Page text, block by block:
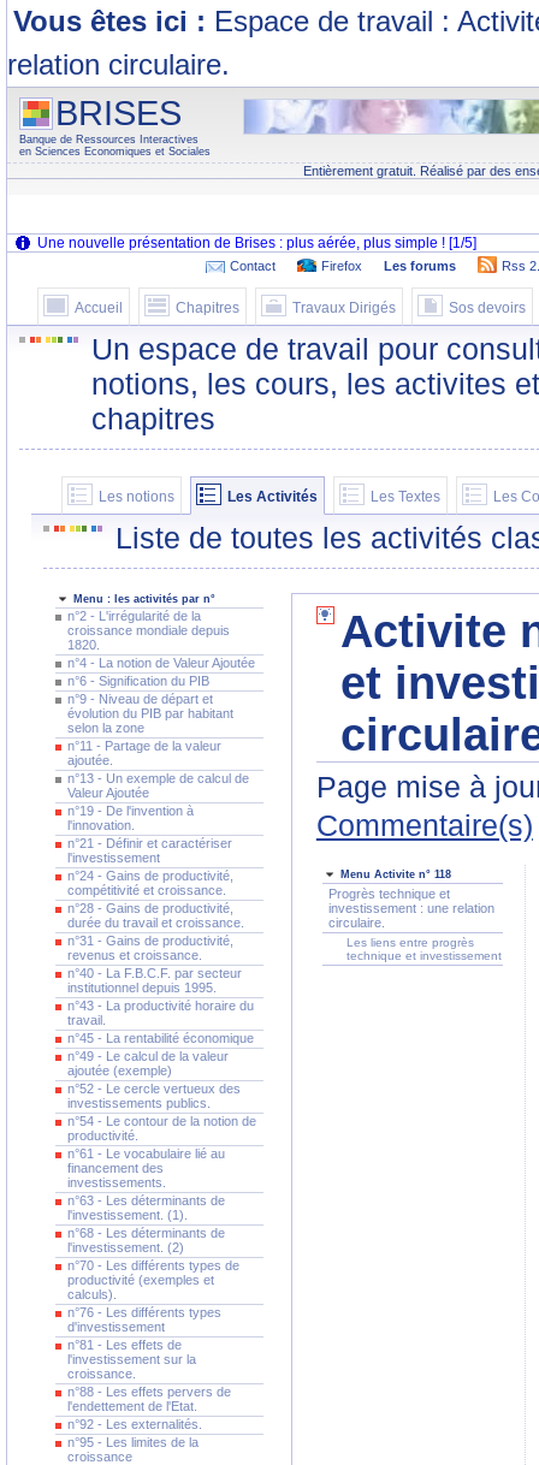
Vous êtes ici : Espace de travail :
relation circulaire.
BRISES
Banque de Ressources Interactives
en Sciences Economiques et Sociales
Entièrement gratuit. Réalisé par des
Contact Firefox Les forums Rss
Accueil Chapitres Travaux Dirigés Sos devoirs
Un espace de travail pour
notions, les cours, les activites
chapitres
Les notions Les Activités Les Textes Les
Liste de toutes les activités
Menu : les activités par n°
n°2 - L'irrégularité de la
croissance mondiale depuis
1820.
n°4 - La notion de Valeur Ajoutée
n°6 - Signification du PIB
n°9 - Niveau de départ et
évolution du PIB par habitant
selon la zone
n°11 - Partage de la valeur
ajoutée.
n°13 - Un exemple de calcul de
Valeur Ajoutée
n°19 - De l'invention à
l'innovation.
n°21 - Définir et caractériser
l'investissement
n°24 - Gains de productivité,
compétitivité et croissance.
n°28 - Gains de productivité,
durée du travail et croissance.
n°31 - Gains de productivité,
revenus et croissance.
n°40 - La F.B.C.F. par secteur
institutionnel depuis 1995.
n°43 - La productivité horaire du
travail.
n°45 - La rentabilité économique
n°49 - Le calcul de la valeur
ajoutée (exemple)
n°52 - Le cercle vertueux des
investissements publics.
n°54 - Le contour de la notion de
productivité.
n°61 - Le vocabulaire lié au
financement des
investissements.
n°63 - Les déterminants de
l'investissement. (1).
n°68 - Les déterminants de
l'investissement. (2)
n°70 - Les différents types de
productivité (exemples et
calculs).
n°76 - Les différents types
d'investissement
n°81 - Les effets de
l'investissement sur la
croissance.
n°88 - Les effets pervers de
l'endettement de l'Etat.
n°92 - Les externalités.
n°95 - Les limites de la
croissance
Activite
et
Page mise à
Commentaire(s)
Menu Activite n° 118
Progrès technique et
investissement : une relation
circulaire.
Les liens entre progrès
technique et investissement